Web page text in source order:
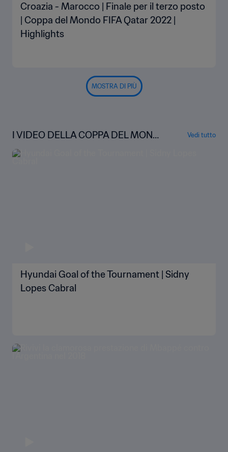
Croazia - Marocco | Finale per il terzo posto
| Coppa del Mondo FIFA Qatar 2022 |
Highlights
MOSTRA DI PIÙ
I VIDEO DELLA COPPA DEL MOND
O
Vedi tutto
Hyundai Goal of the Tournament | Sidny
Lopes Cabral